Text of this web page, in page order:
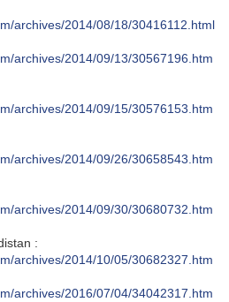
archives/2014/08/18/30416112.html
archives/2014/09/13/30567196.htm
archives/2014/09/15/30576153.htm
archives/2014/09/26/30658543.htm
archives/2014/09/30/30680732.htm
:
archives/2014/10/05/30682327.htm
archives/2016/07/04/34042317.htm